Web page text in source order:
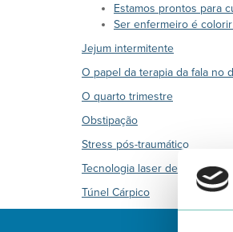
Estamos prontos para
Ser enfermeiro é
Jejum intermitente
O papel da terapia da fala no
O quarto trimestre
Obstipação
Stress pós-traumático
Tecnologia laser de última
Túnel Cárpico